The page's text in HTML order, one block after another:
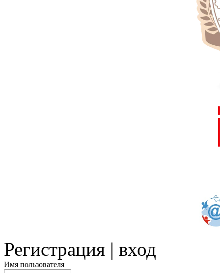
Регистрация | вход
Имя пользователя